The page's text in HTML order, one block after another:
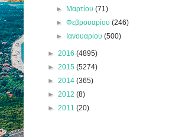
► Μαρτίου(71)
►Φεβρουαρίου(246)
► Ιανουαρίου(500)
► 2016 (4895)
► 2015 (5274)
► 2014 (365)
► 2012 (8)
► 2011 (20)